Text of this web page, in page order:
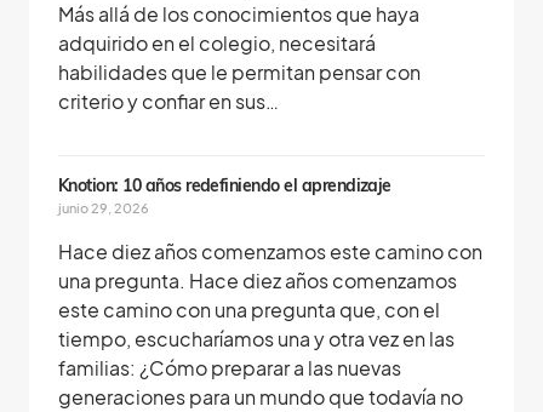
Más allá de los conocimientos que haya
adquirido en el colegio, necesitará
habilidades que le permitan pensar con
criterio y confiar en sus…
Knotion: 10 años redefiniendo el aprendizaje
junio 29, 2026
Hace diez años comenzamos este camino con
una pregunta. Hace diez años comenzamos
este camino con una pregunta que, con el
tiempo, escucharíamos una y otra vez en las
familias: ¿Cómo preparar a las nuevas
generaciones para un mundo que todavía no